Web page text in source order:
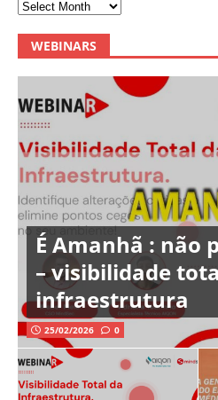
WEBINARS
É Amanhã : não
– visibilidade
infraestrutura
25/02/2026 0